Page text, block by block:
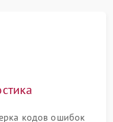
кодов ошибок